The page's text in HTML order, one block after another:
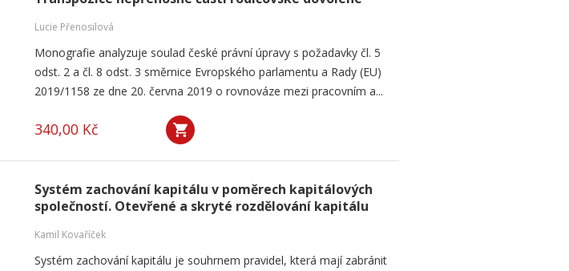
Lucie Přenosilová
Monografie analyzuje soulad české právní úpravy s požadavky čl. 5
odst. 2 a čl. 8 odst. 3 směrnice Evropského parlamentu a Rady (EU)
2019/1158 ze dne 20. června 2019 o rovnováze mezi pracovním a...
340,00 Kč
Systém zachování kapitálu v poměrech kapitálových
společností. Otevřené a skryté rozdělování kapitálu
Kamil Kovaříček
Systém zachování kapitálu je souhrnem pravidel, která mají zabránit